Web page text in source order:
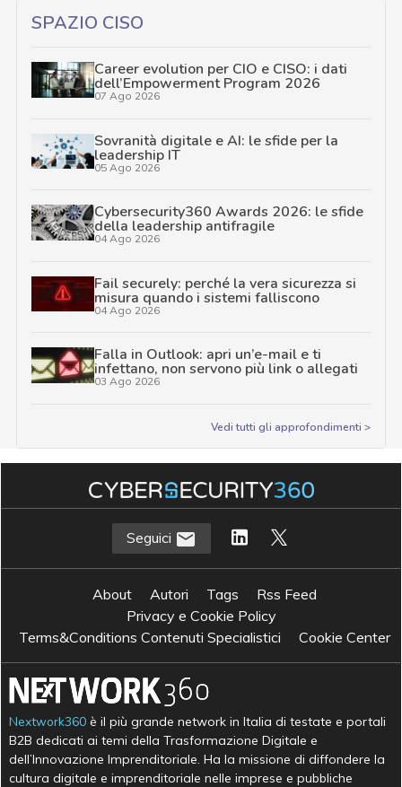
SPAZIO CISO
Career evolution per CIO e CISO: i dati
dell’Empowerment Program 2026
07 Ago 2026
Sovranità digitale e AI: le sfide per la
leadership IT
05 Ago 2026
Cybersecurity360 Awards 2026: le sfide
della leadership antifragile
04 Ago 2026
Fail securely: perché la vera sicurezza si
misura quando i sistemi falliscono
04 Ago 2026
Falla in Outlook: apri un’e-mail e ti
infettano, non servono più link o allegati
03 Ago 2026
Vedi tutti gli approfondimenti >
Seguici
About Autori Tags
Rss Feed
Privacy e Cookie Policy
Terms&Conditions Contenuti Specialistici
Cookie Center
Nextwork360 è il più grande network in Italia di testate e portali
B2B dedicati ai temi della Trasformazione Digitale e
dell’Innovazione Imprenditoriale. Ha la missione di diffondere la
cultura digitale e imprenditoriale nelle imprese e pubbliche